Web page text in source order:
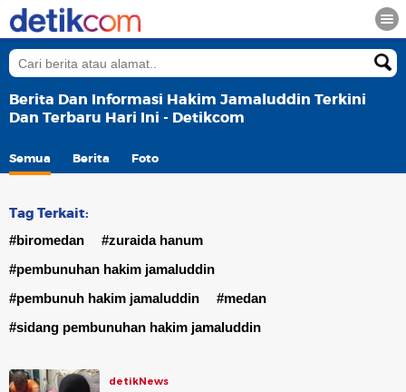
Berita Dan Informasi Hakim Jamaluddin Terkini
Dan Terbaru Hari Ini - Detikcom
Semua Berita Foto
Tag Terkait:
#biromedan
#zuraida hanum
#pembunuhan hakim jamaluddin
#pembunuh hakim jamaluddin
#medan
#sidang pembunuhan hakim jamaluddin
detikNews